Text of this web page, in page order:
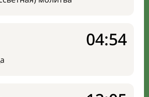
04:54